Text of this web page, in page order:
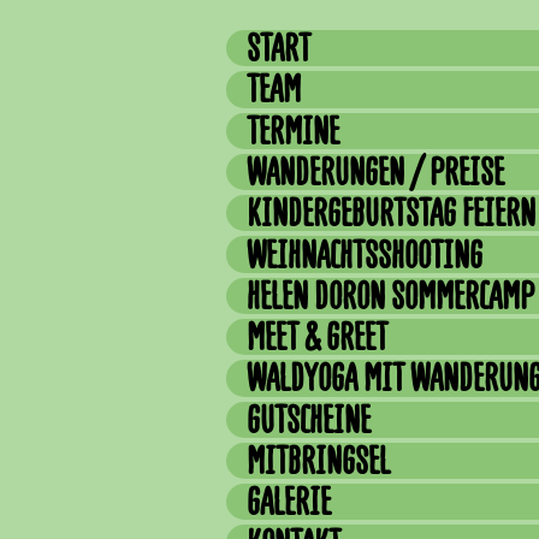
START
TEAM
TERMINE
WANDERUNGEN / PREISE
KINDERGEBURTSTAG FEIERN
WEIHNACHTSSHOOTING
HELEN DORON SOMMERCAMP
MEET & GREET
WALDYOGA MIT
GUTSCHEINE
MITBRINGSEL
GALERIE